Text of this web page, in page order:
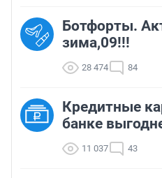
Ботфорты.
зима,09!!!
28 474 84
Кредитные
банке
11 037 43